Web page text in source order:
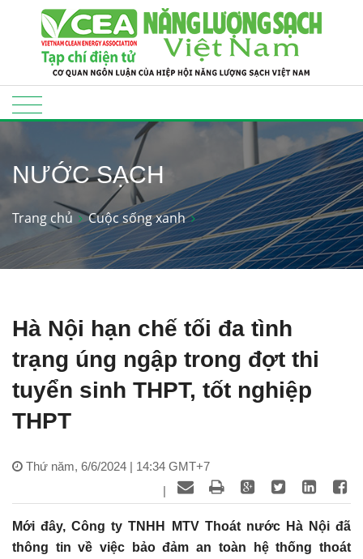
NƯỚC SẠCH
Trang chủ Cuộc sống xanh
Hà Nội hạn chế tối đa tình
trạng úng ngập trong đợt thi
tuyển sinh THPT, tốt nghiệp
THPT
Thứ năm, 6/6/2024 | 14:34 GMT+7
|
Mới đây, Công ty TNHH MTV Thoát nước Hà Nội đã
thông tin về việc bảo đảm an toàn hệ thống thoát